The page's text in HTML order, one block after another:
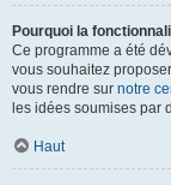
Pourquoi la
Ce programme a été
vous souhaitez
vous rendre sur notre
les idées soumises par
Haut